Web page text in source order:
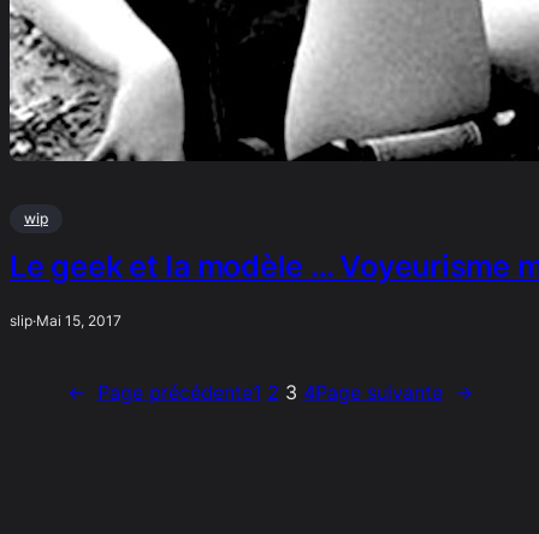
wip
Le geek et la modèle … Voyeurisme
slip·Mai 15, 2017
← Page précédente1 2 3 4Page suivante →